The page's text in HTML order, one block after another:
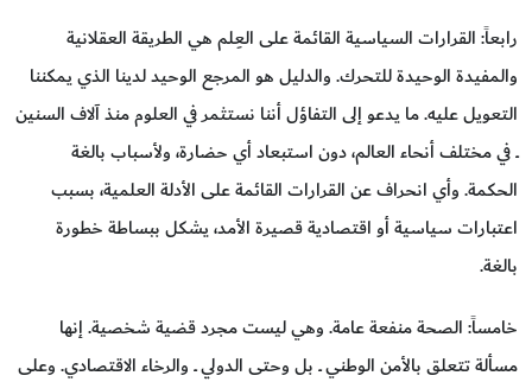
رابعاً: القرارات السياسية القائمة على العِلم هي الطريقة العقلانية
والمفيدة الوحيدة للتحرك. والدليل هو المرجع الوحيد لدينا الذي يمكننا
التعويل عليه. ما يدعو إلى التفاؤل أننا نستثمر في العلوم منذ آلاف السنين
ــ في مختلف أنحاء العالم، دون استبعاد أي حضارة، ولأسباب بالغة
الحكمة. وأي انحراف عن القرارات القائمة على الأدلة العلمية، بسبب
اعتبارات سياسية أو اقتصادية قصيرة الأمد، يشكل ببساطة خطورة
بالغة.
خامساً: الصحة منفعة عامة. وهي ليست مجرد قضية شخصية. إنها
مسألة تتعلق بالأمن الوطني ــ بل وحتى الدولي ــ والرخاء الاقتصادي. وعلى